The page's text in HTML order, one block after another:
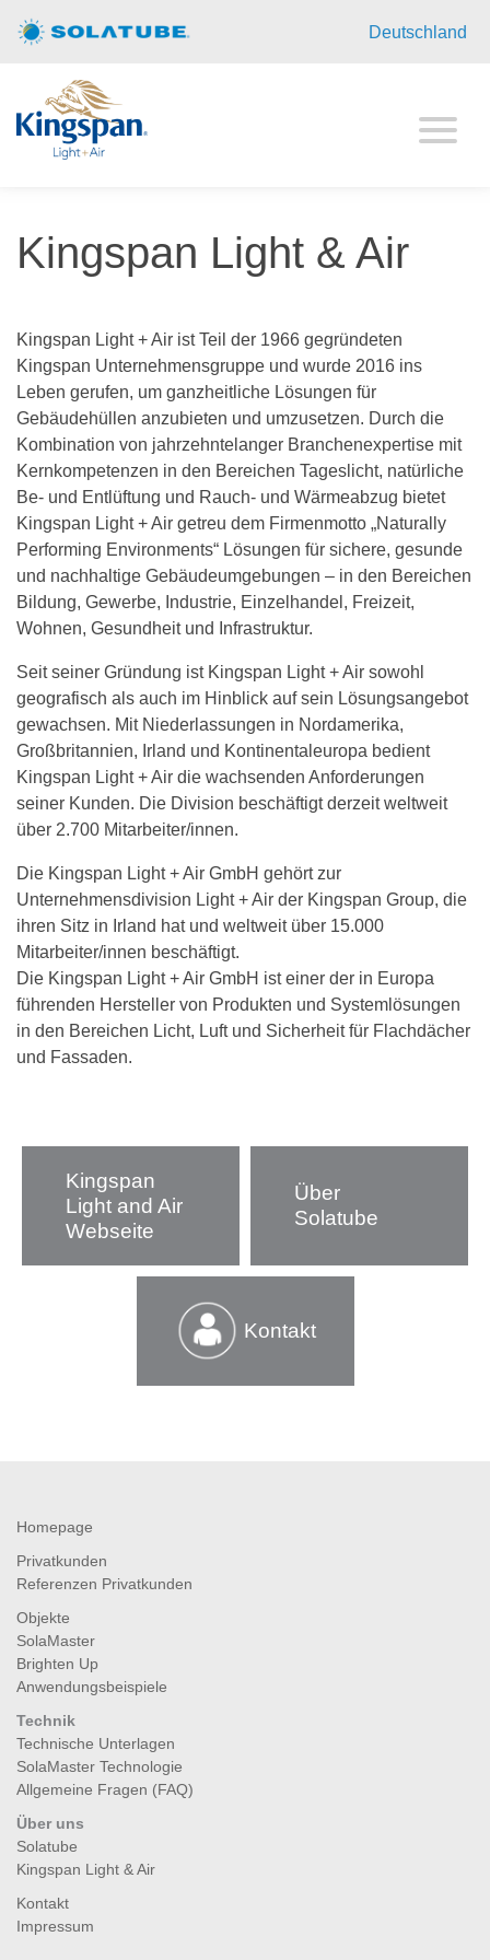
Homepage
Objekte
Über uns
Kingspan Light & Air
Kontakt
Impressum
Deutschland
Kingspan Light & Air
Kingspan Light + Air ist Teil der 1966 gegründeten
Kingspan Unternehmensgruppe und wurde 2016 ins
Leben gerufen, um ganzheitliche Lösungen für
Gebäudehüllen anzubieten und umzusetzen. Durch die
Kombination von jahrzehntelanger Branchenexpertise mit
Kernkompetenzen in den Bereichen Tageslicht, natürliche
Be- und Entlüftung und Rauch- und Wärmeabzug bietet
Kingspan Light + Air getreu dem Firmenmotto „Naturally
Performing Environments“ Lösungen für sichere, gesunde
und nachhaltige Gebäudeumgebungen – in den Bereichen
Bildung, Gewerbe, Industrie, Einzelhandel, Freizeit,
Wohnen, Gesundheit und Infrastruktur.
Seit seiner Gründung ist Kingspan Light + Air sowohl
geografisch als auch im Hinblick auf sein Lösungsangebot
gewachsen. Mit Niederlassungen in Nordamerika,
Großbritannien, Irland und Kontinentaleuropa bedient
Kingspan Light + Air die wachsenden Anforderungen
seiner Kunden. Die Division beschäftigt derzeit weltweit
über 2.700 Mitarbeiter/innen.
Die Kingspan Light + Air GmbH gehört zur
Unternehmensdivision Light + Air der Kingspan Group, die
ihren Sitz in Irland hat und weltweit über 15.000
Mitarbeiter/innen beschäftigt.
Die Kingspan Light + Air GmbH ist einer der in Europa
führenden Hersteller von Produkten und Systemlösungen
in den Bereichen Licht, Luft und Sicherheit für Flachdächer
und Fassaden.
Kingspan
Light and Air
Webseite
Über
Solatube
Kontakt
Homepage
Privatkunden
Referenzen Privatkunden
Objekte
SolaMaster
Brighten Up
Anwendungsbeispiele
Technik
Technische Unterlagen
SolaMaster Technologie
Allgemeine Fragen (FAQ)
Über uns
Solatube
Kingspan Light & Air
Kontakt
Impressum